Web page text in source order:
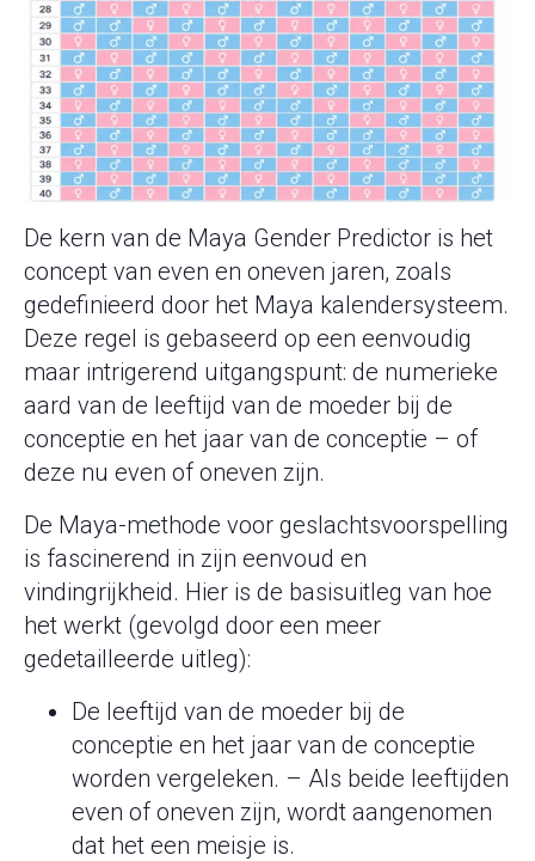
De kern van de Maya Gender Predictor is het
concept van even en oneven jaren, zoals
gedefinieerd door het Maya kalendersysteem.
Deze regel is gebaseerd op een eenvoudig
maar intrigerend uitgangspunt: de numerieke
aard van de leeftijd van de moeder bij de
conceptie en het jaar van de conceptie – of
deze nu even of oneven zijn.
De Maya-methode voor geslachtsvoorspelling
is fascinerend in zijn eenvoud en
vindingrijkheid. Hier is de basisuitleg van hoe
het werkt (gevolgd door een meer
gedetailleerde uitleg):
De leeftijd van de moeder bij de
conceptie en het jaar van de conceptie
worden vergeleken. – Als beide leeftijden
even of oneven zijn, wordt aangenomen
dat het een meisje is.